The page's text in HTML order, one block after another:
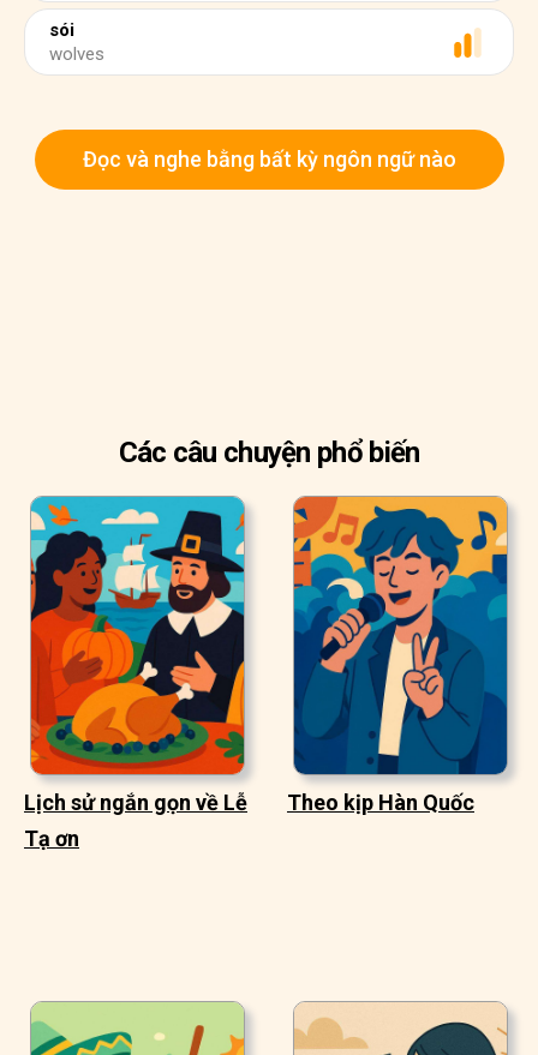
sói
wolves
Đọc và nghe bằng bất kỳ ngôn ngữ nào
Các câu chuyện phổ biến
Lịch sử ngắn gọn về Lễ
Tạ ơn
Theo kịp Hàn Quốc